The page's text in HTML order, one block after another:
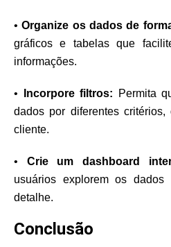
•Organize os dados de
gráficos e tabelas que
informações.
• Incorpore filtros: Permita
dados por diferentes
cliente.
• Crie um dashboard
usuários explorem os
detalhe.
Conclusão